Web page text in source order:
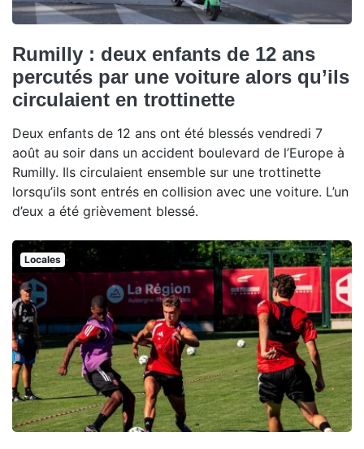
Rumilly : deux enfants de 12 ans
percutés par une voiture alors qu’ils
circulaient en trottinette
Deux enfants de 12 ans ont été blessés vendredi 7
août au soir dans un accident boulevard de l’Europe à
Rumilly. Ils circulaient ensemble sur une trottinette
lorsqu’ils sont entrés en collision avec une voiture. L’un
d’eux a été grièvement blessé.
Locales